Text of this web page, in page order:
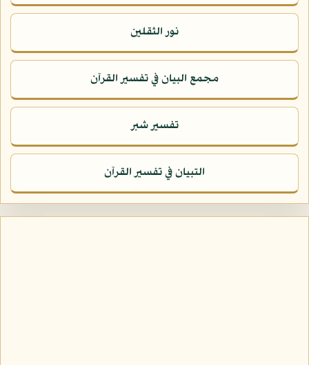
نور الثقلين
مجمع البيان في تفسير القرآن
تفسير شبر
التبيان في تفسير القرآن